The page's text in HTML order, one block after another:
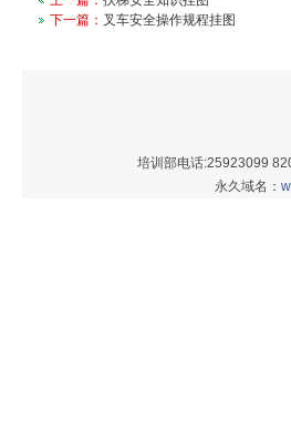
下一篇： 叉车安全操作规程挂图
培训部电话:25923099
永久域名：